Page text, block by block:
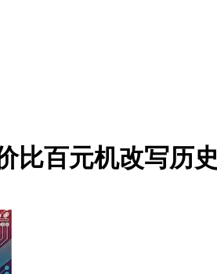
比百元机改写历史